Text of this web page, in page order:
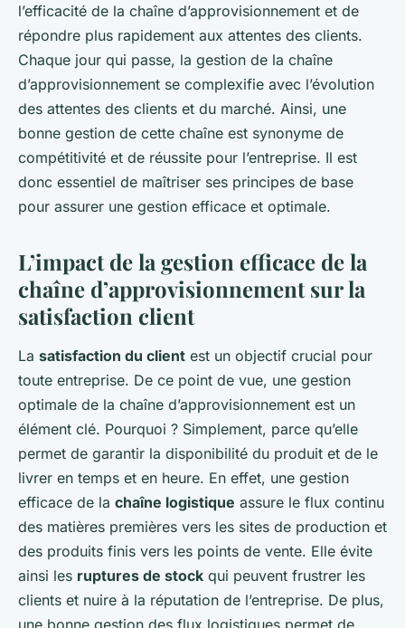
l’efficacité de la chaîne d’approvisionnement et de
répondre plus rapidement aux attentes des clients.
Chaque jour qui passe, la gestion de la chaîne
d’approvisionnement se complexifie avec l’évolution
des attentes des clients et du marché. Ainsi, une
bonne gestion de cette chaîne est synonyme de
compétitivité et de réussite pour l’entreprise. Il est
donc essentiel de maîtriser ses principes de base
pour assurer une gestion efficace et optimale.
L’impact de la gestion efficace de la
chaîne d’approvisionnement sur la
satisfaction client
La satisfaction du client est un objectif crucial pour
toute entreprise. De ce point de vue, une gestion
optimale de la chaîne d’approvisionnement est un
élément clé. Pourquoi ? Simplement, parce qu’elle
permet de garantir la disponibilité du produit et de le
livrer en temps et en heure. En effet, une gestion
efficace de la chaîne logistique assure le flux continu
des matières premières vers les sites de production et
des produits finis vers les points de vente. Elle évite
ainsi les ruptures de stock qui peuvent frustrer les
clients et nuire à la réputation de l’entreprise. De plus,
une bonne gestion des flux logistiques permet de